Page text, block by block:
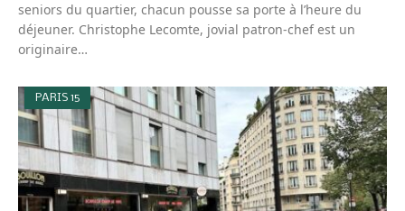
seniors du quartier, chacun pousse sa porte à l’heure du
déjeuner. Christophe Lecomte, jovial patron-chef est un
originaire…
PARIS 15